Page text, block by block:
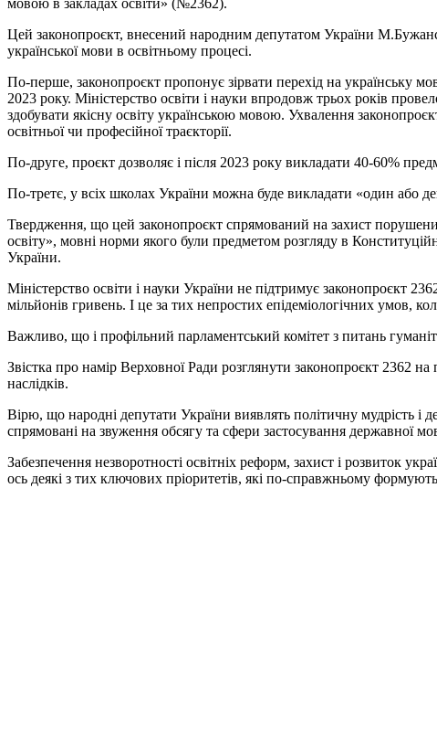
мовою в закладах освіти» (№2362).
Цей законопроєкт, внесений народним депутатом України
української мови в освітньому процесі.
По-перше, законопроєкт пропонує зірвати перехід на українську
2023 року. Міністерство освіти і науки впродовж трьох років
здобувати якісну освіту українською мовою. Ухвалення
освітньої чи професійної траєкторії.
По-друге, проєкт дозволяє і після 2023 року викладати 40-60%
По-третє, у всіх школах України можна буде викладати «один або
Твердження, що цей законопроєкт спрямований на захист
освіту», мовні норми якого були предметом розгляду в
України.
Міністерство освіти і науки України не підтримує законопроєкт
мільйонів гривень. І це за тих непростих епідеміологічних умов,
Важливо, що і профільний парламентський комітет з питань
Звістка про намір Верховної Ради розглянути законопроєкт 2362
наслідків.
Вірю, що народні депутати України виявлять політичну мудрість і
спрямовані на звуження обсягу та сфери застосування державної
Забезпечення незворотності освітніх реформ, захист і розвиток
ось деякі з тих ключових пріоритетів, які по-справжньому